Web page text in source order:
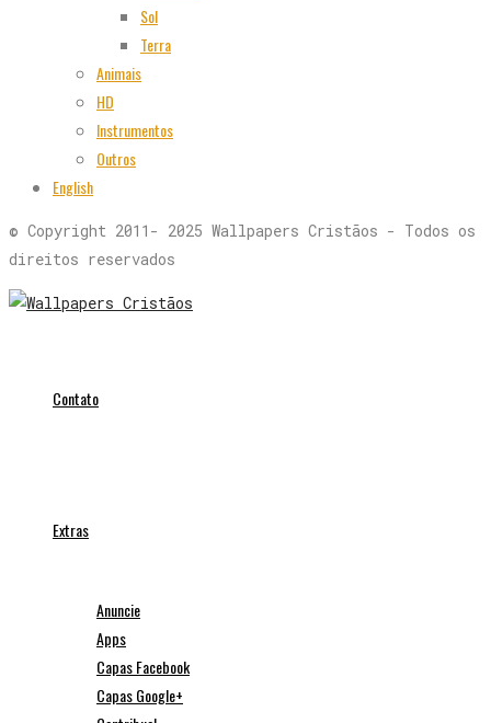
Sol
Terra
Animais
HD
Instrumentos
Outros
English
© Copyright 2011- 2025 Wallpapers Cristãos - Todos os
direitos reservados
Contato
Extras
Anuncie
Apps
Capas Facebook
Capas Google+